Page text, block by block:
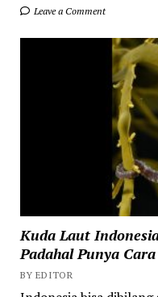
Leave a Comment
Kuda Laut
Padahal Punya
BY EDITOR